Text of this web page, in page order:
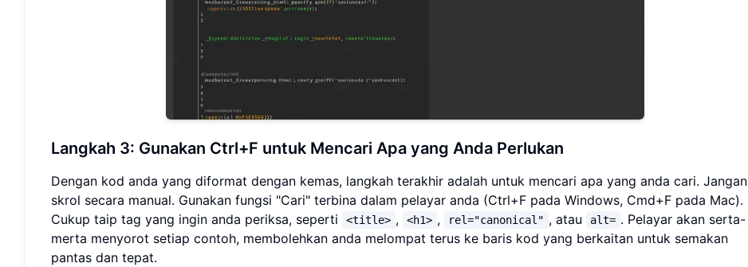
Langkah 3: Gunakan Ctrl+F untuk Mencari Apa yang Anda Perlukan
Dengan kod anda yang diformat dengan kemas, langkah terakhir adalah untuk mencari apa yang anda cari. Jangan
skrol secara manual. Gunakan fungsi "Cari" terbina dalam pelayar anda (Ctrl+F pada Windows, Cmd+F pada Mac).
Cukup taip tag yang ingin anda periksa, seperti
<title> , <h1> , rel="canonical" , atau alt= . Pelayar akan serta-
merta menyorot setiap contoh, membolehkan anda melompat terus ke baris kod yang berkaitan untuk semakan
pantas dan tepat.